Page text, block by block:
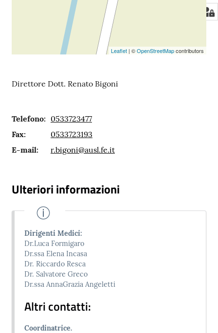
Leaflet | ©OpenStreetMapcontributors
Direttore Dott. Renato Bigoni
Telefono: 0533723477
Fax:
0533723193
E-mail: r.bigoni@ausl.fe.it
Ulteriori informazioni
Dirigenti Medici:
Dr.Luca Formigaro
Dr.ssa Elena Incasa
Dr. Riccardo Resca
Dr. Salvatore Greco
Dr.ssa AnnaGrazia Angeletti
Altri contatti:
Coordinatrice.